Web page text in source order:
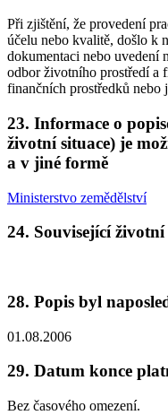
Při zjištění, že provedení
účelu nebo kvalitě, došlo k
dokumentaci nebo uvedení
odbor životního prostředí a
finančních prostředků nebo
23. Informace o
životní situace) je
a v jiné formě
Ministerstvo zemědělství
24. Související
28. Popis byl
01.08.2006
29. Datum konce
Bez časového omezení.